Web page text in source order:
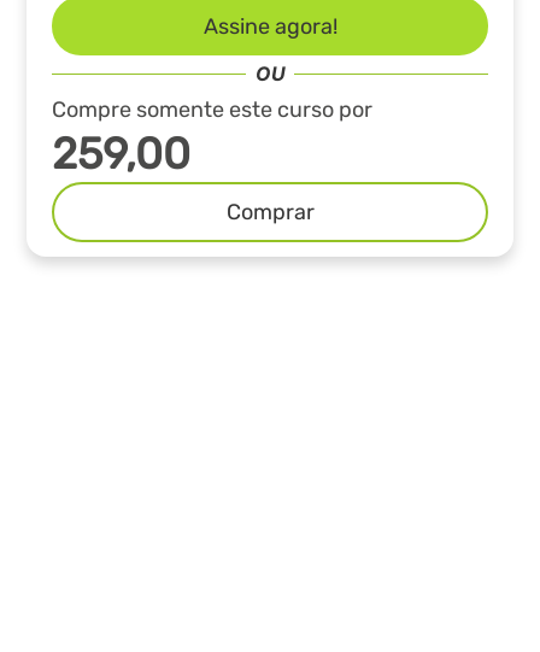
Assine agora!
Compre somente este curso por
259,00
Comprar